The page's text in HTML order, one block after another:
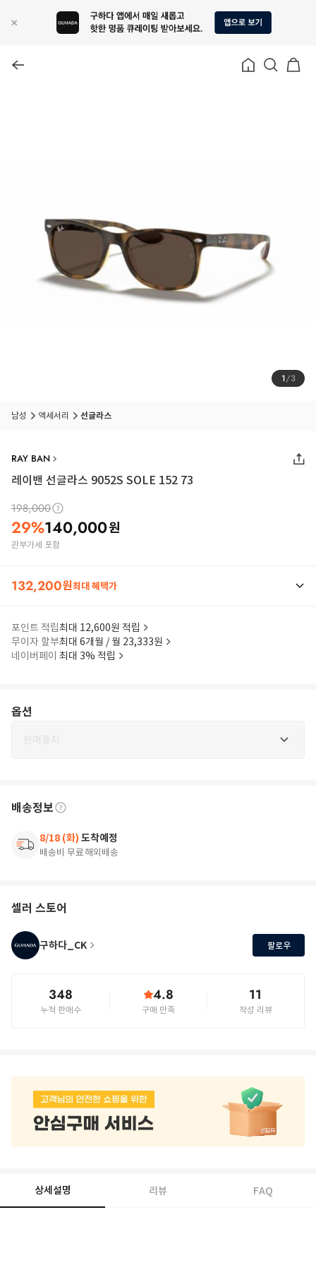
1/3
남성 액세서리 선글라스
RAY BAN
레이밴 선글라스 9052S SOLE 152 73
198,000
29%140,000원
관부가세 포함
132,200원최대 혜택가
포인트 적립최대 12,600원 적립
무이자 할부최대 6개월 / 월 23,333원
네이버페이 최대 3% 적립
옵션
판매중지
배송정보
8/18 (화) 도착예정
배송비 무료해외배송
셀러 스토어
구하다_CK 팔로우
348
누적 판매수
4.8
구매 만족
11
작성 리뷰
상세설명 리뷰 FAQ